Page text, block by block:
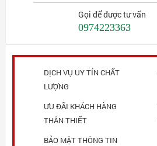
Gọi để được tư vấn
0974223363
DỊCH VỤ UY TÍN CHẤT
LƯỢNG
ƯU ĐÃI KHÁCH HÀNG
THÂN THIẾT
BẢO MẬT THÔNG TIN